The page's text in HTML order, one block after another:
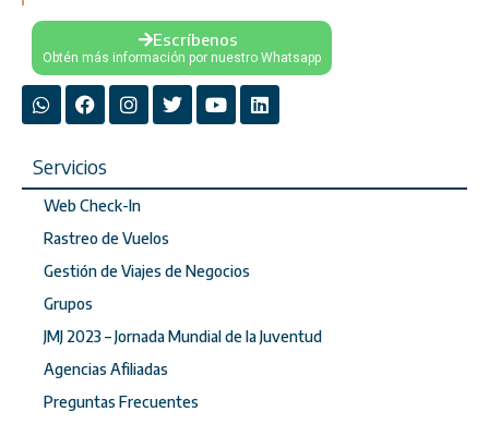
Escríbenos
Obtén más información por nuestro Whatsapp
Servicios
Web Check-In
Rastreo de Vuelos
Gestión de Viajes de Negocios
Grupos
JMJ 2023 – Jornada Mundial de la Juventud
Agencias Afiliadas
Preguntas Frecuentes